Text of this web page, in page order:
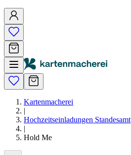
Kartenmacherei
|
Hochzeitseinladungen Standesamt
|
Hold Me